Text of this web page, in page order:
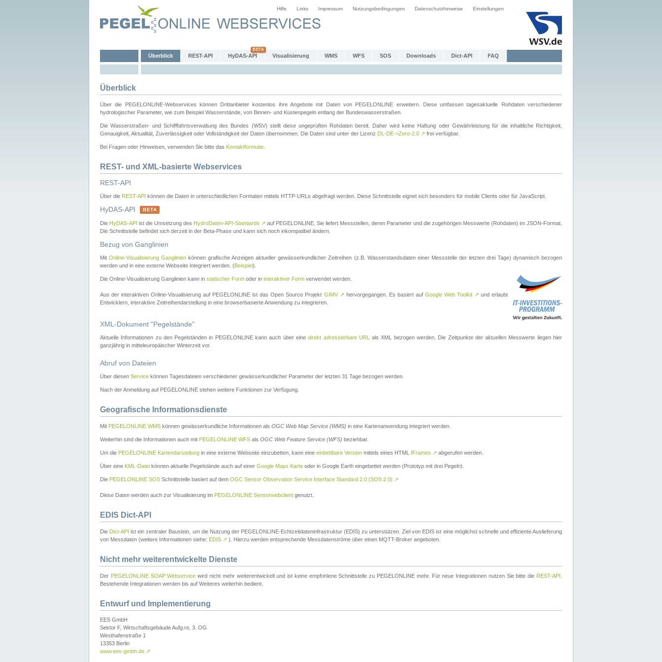
Hilfe Links Impressum Nutzungsbedingungen Datenschutzhinweise Einstellungen
Überblick REST-API HyDAS-API Visualisierung WMS WFS SOS Downloads Dict-API FAQ
Überblick
Über die PEGELONLINE-Webservices können Drittanbieter kostenlos ihre Angebote mit Daten von PEGELONLINE erweitern. Diese umfassen tagesaktuelle Rohdaten verschiedener
hydrologischer Parameter, wie zum Beispiel Wasserstände, von Binnen- und Küstenpegeln entlang der Bundeswasserstraßen.
Die Wasserstraßen- und Schifffahrtsverwaltung des Bundes (WSV) stellt diese ungeprüften Rohdaten bereit. Daher wird keine Haftung oder Gewährleistung für die inhaltliche Richtigkeit,
Genauigkeit, Aktualität, Zuverlässigkeit oder Vollständigkeit der Daten übernommen. Die Daten sind unter der Lizenz DL-DE->Zero-2.0 ↗ frei verfügbar.
Bei Fragen oder Hinweisen, verwenden Sie bitte das Kontaktformular.
REST- und XML-basierte Webservices
REST-API
Über die REST-API können die Daten in unterschiedlichen Formaten mittels HTTP-URLs abgefragt werden. Diese Schnittstelle eignet sich besonders für mobile Clients oder für JavaScript.
HyDAS-API BETA
Die HyDAS-API ist die Umsetzung des HydroDaten-API-Standards ↗ auf PEGELONLINE. Sie liefert Messstellen, deren Parameter und die zugehörigen Messwerte (Rohdaten) im JSON-Format.
Die Schnittstelle befindet sich derzeit in der Beta-Phase und kann sich noch inkompatibel ändern.
Bezug von Ganglinien
MitOnline-Visualisierung Ganglinien können grafische Anzeigen aktueller gewässerkundlicher Zeitreihen (z.B. Wasserstandsdaten einer Messstelle der letzten drei Tage) dynamisch bezogen
werden und in eine externe Webseite integriert werden. (Beispiel).
Die Online-Visualisierung Ganglinien kann in statischer Form oder in interaktiver Form verwendet werden.
Aus der interaktiven Online-Visualisierung auf PEGELONLINE ist das Open Source Projekt GIMV ↗ hervorgegangen. Es basiert auf Google Web Toolkit ↗ und erlaubt
Entwicklern, interaktive Zeitreihendarstellung in eine browserbasierte Anwendung zu integrieren.
XML-Dokument "Pegelstände"
Aktuelle Informationen zu den Pegelständen in PEGELONLINE kann auch über einedirekt adressierbare URL
als XML bezogen werden. Die Zeitpunkte der aktuellen Messwerte liegen hier
ganzjährig in mitteleuropäischer Winterzeit vor.
Abruf von Dateien
Über diesen Service können Tagesdateien verschiedener gewässerkundlicher Parameter der letzten 31 Tage bezogen werden.
Nach der Anmeldung auf PEGELONLINE stehen weitere Funktionen zur Verfügung.
Geografische Informationsdienste
Mit PEGELONLINE WMS können gewässerkundliche Informationen als OGC Web Map Service (WMS) in eine Kartenanwendung integriert werden.
Weiterhin sind die Informationen auch mit PEGELONLINE WFS als OGC Web Feature Service (WFS) beziehbar.
Um die PEGELONLINE Kartendarstellung in eine externe Webseite einzubetten, kann eine einbettbare Version mittels eines HTML IFrames ↗ abgerufen werden.
Über eine KML-Datei können aktuelle Pegelstände auch auf einer Google Maps Karte oder in Google Earth eingebettet werden (Prototyp mit drei Pegeln).
Die PEGELONLINE SOS Schnittstelle basiert auf dem OGC Sensor Observation Service Interface Standard 2.0 (SOS 2.0) ↗
Diese Daten werden auch zur Visualisierung im PEGELONLINE Sensorwebclient genutzt.
EDIS Dict-API
Die Dict-API ist ein zentraler Baustein, um die Nutzung der PEGELONLINE-Echtzeitdateninfrastruktur (EDIS) zu unterstützen. Ziel von EDIS ist eine möglichst schnelle und effiziente Auslieferung
von Messdaten (weitere Informationen siehe: EDIS ↗ ). Hierzu werden entsprechende Messdatenströme über einen MQTT-Broker angeboten.
Nicht mehr weiterentwickelte Dienste
Der PEGELONLINE SOAP Webservice wird nicht mehr weiterentwickelt und ist keine empfohlene Schnittstelle zu PEGELONLINE mehr. Für neue Integrationen nutzen Sie bitte die REST-API
Bestehende Integrationen werden bis auf Weiteres weiterhin bedient.
Entwurf und Implementierung
EES GmbH
Sektor F, Wirtschaftsgebäude Aufg.re, 3. OG
Westhafenstraße 1
13353 Berlin
www.ees-gmbh.de ↗